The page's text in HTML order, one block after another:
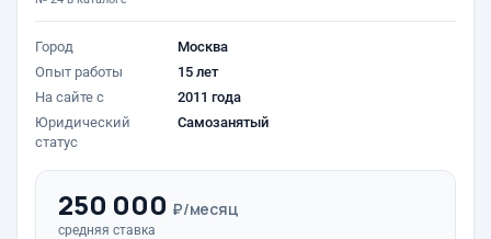
Город
Москва
Опыт работы
15 лет
На сайте с
2011 года
Юридический
статус
Самозанятый
250 000 ₽/месяц
средняя ставка